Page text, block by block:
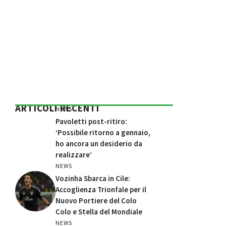
ARTICOLI RECENTI
NEWS
Pavoletti post-ritiro:
‘Possibile ritorno a gennaio,
ho ancora un desiderio da
realizzare’
NEWS
Vozinha Sbarca in Cile:
Accoglienza Trionfale per il
Nuovo Portiere del Colo
Colo e Stella del Mondiale
NEWS